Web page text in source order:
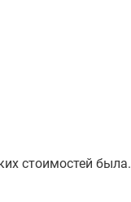
стоимостей была.